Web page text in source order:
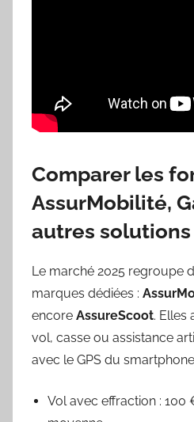
Comparer les
AssurMobilité,
autres solutions
Le marché 2025 regroupe
marques dédiées :
encore AssureScoot. Elles
vol, casse ou assistance
avec le GPS du
Vol avec effraction : 100